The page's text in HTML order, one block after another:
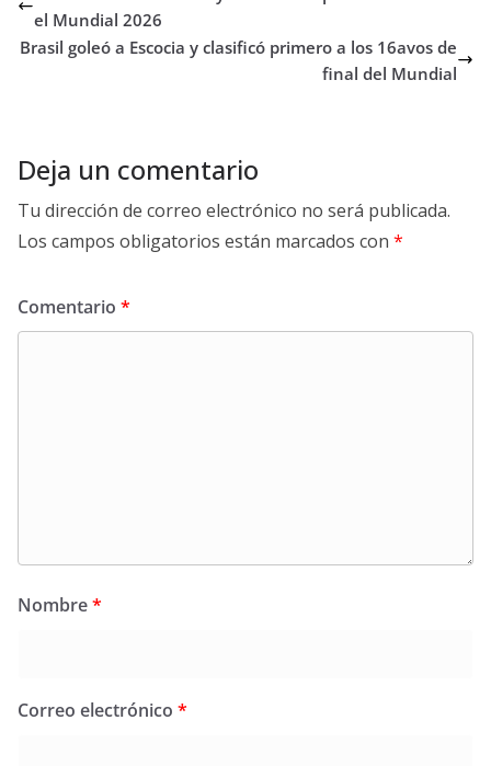
el Mundial 2026
Brasil goleó a Escocia y clasificó primero a los 16avos de
final del Mundial
Deja un comentario
Tu dirección de correo electrónico no será publicada.
Los campos obligatorios están marcados con *
Comentario *
Nombre*
Correo electrónico *